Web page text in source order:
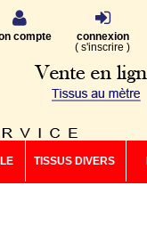
compte
connexion
( s'inscrire )
TISSUS DIVERS